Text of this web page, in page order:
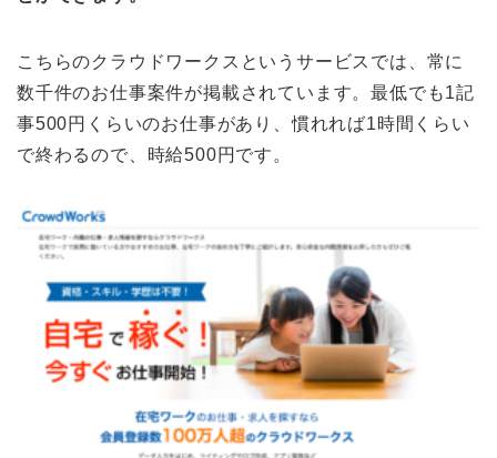
こちらのクラウドワークスというサービスでは、常に
数千件のお仕事案件が掲載されています。最低でも1記
事500円くらいのお仕事があり、慣れれば1時間くらい
で終わるので、時給500円です。